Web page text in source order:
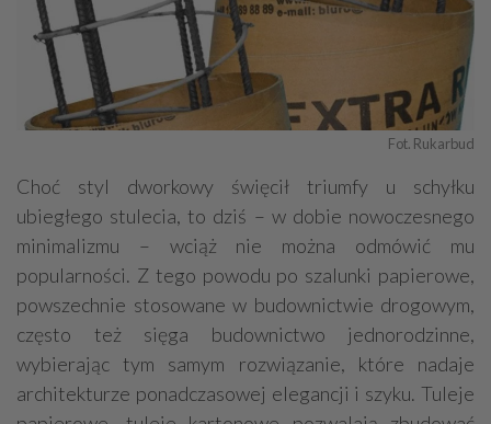
Fot. Rukarbud
Choć styl dworkowy święcił triumfy u schyłku
ubiegłego stulecia, to dziś – w dobie nowoczesnego
minimalizmu – wciąż nie można odmówić mu
popularności. Z tego powodu po szalunki papierowe,
powszechnie stosowane w budownictwie drogowym,
często też sięga budownictwo jednorodzinne,
wybierając tym samym rozwiązanie, które nadaje
architekturze ponadczasowej elegancji i szyku. Tuleje